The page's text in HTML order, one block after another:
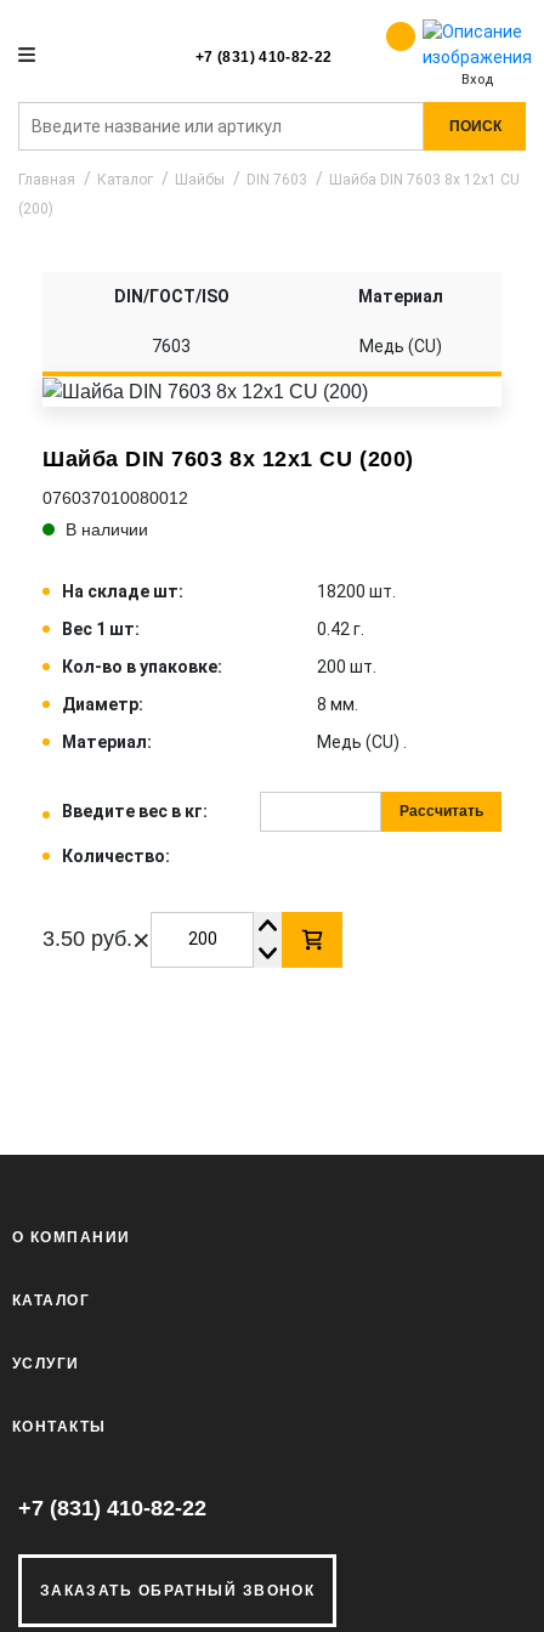
+7 (831) 410-82-22
Вход
ПОИСК
Главная Каталог Шайбы DIN 7603
Шайба DIN 7603 8x 12x1 CU
(200)
Шайба DIN 7603 8x 12x1 CU (200)
076037010080012
В наличии
На складе шт:
18200 шт.
Вес 1 шт:
0.42 г.
Кол-во в упаковке:
200 шт.
Диаметр:
8 мм.
Материал:
Медь (CU) .
Введите вес в кг: Рассчитать
Количество:
3.50 руб.×
DIN/ГОСТ/ISO Материал
7603 Медь (CU)
О КОМПАНИИ
КАТАЛОГ
УСЛУГИ
КОНТАКТЫ
+7 (831) 410-82-22
ЗАКАЗАТЬ ОБРАТНЫЙ ЗВОНОК